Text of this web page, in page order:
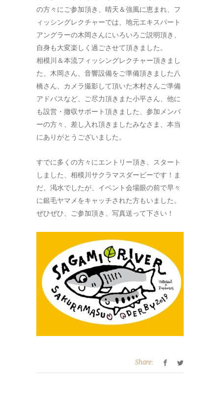
の方々にご参加頂き、晴天＆強風に恵まれ、フ
ィッシングレクチャーでは、地元エキスパート
アングラーの木岡さんにいろいろご説明頂き、
自身も大変楽しく過ごさせて頂きました。
相模川＆本流フィッシングレクチャー頂きまし
た、木岡さん、音響設備をご準備頂きました八
橋さん、カメラ撮影して頂いた木村さんご準備
アドバスなど、ご尽力頂きまた小平さん、他に
も設営・撤収サポート頂きました、参加メンバ
ーの方々、差し入れ頂きましたみなさま、本当
にありがとうございました。
すでに多くの方々にエントリー頂き、スタート
しました、相模川サクラマスダービーです！ま
だ、渇水でしたが、イベント会場眼の前で早々
に銀毛ヤマメをキャッチされた方もいました。
ぜひぜひ、ご参加頂き、写真送って下さい！
Share: